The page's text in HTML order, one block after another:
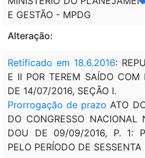
E GESTÃO - MPDG
Alteração:
Retificado em 18.6.2016:
E II POR TEREM SAÍDO COM
DE 14/07/2016, SEÇÃO I.
Prorrogação de prazo ATO
DO CONGRESSO
DOU DE 09/09/2016, P. 1:
PELO PERÍODO DE SESSENTA